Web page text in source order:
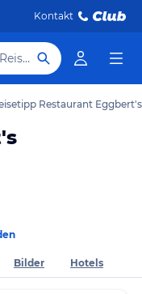
Kontakt
Hotel, Reiseziel
Restaurant Eggbert's
Bilder Hotels